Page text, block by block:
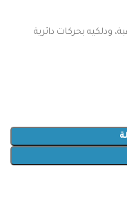
ودلكيه بحركات دائرية